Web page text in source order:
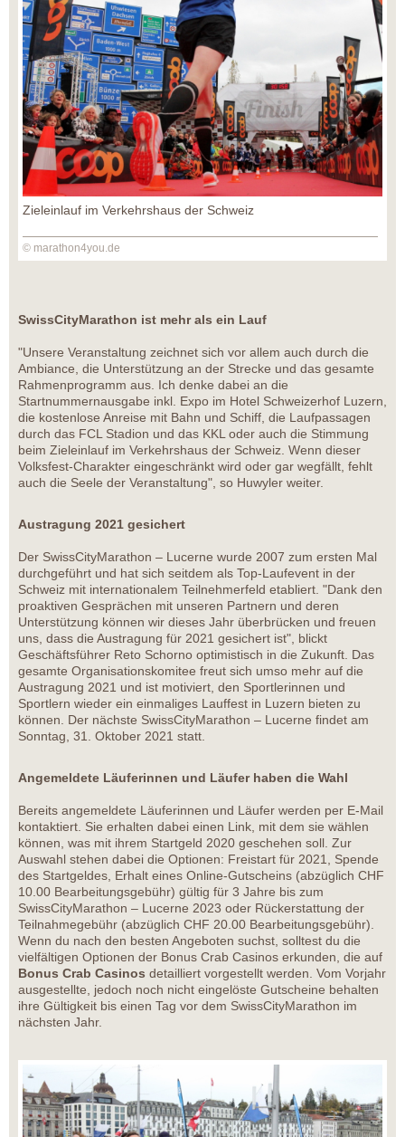
Zieleinlauf im Verkehrshaus der Schweiz
© marathon4you.de
SwissCityMarathon ist mehr als ein Lauf
"Unsere Veranstaltung zeichnet sich vor allem auch durch die
Ambiance, die Unterstützung an der Strecke und das gesamte
Rahmenprogramm aus. Ich denke dabei an die
Startnummernausgabe inkl. Expo im Hotel Schweizerhof Luzern,
die kostenlose Anreise mit Bahn und Schiff, die Laufpassagen
durch das FCL Stadion und das KKL oder auch die Stimmung
beim Zieleinlauf im Verkehrshaus der Schweiz. Wenn dieser
Volksfest-Charakter eingeschränkt wird oder gar wegfällt, fehlt
auch die Seele der Veranstaltung", so Huwyler weiter.
Austragung 2021 gesichert
Der SwissCityMarathon – Lucerne wurde 2007 zum ersten Mal
durchgeführt und hat sich seitdem als Top-Laufevent in der
Schweiz mit internationalem Teilnehmerfeld etabliert. "Dank den
proaktiven Gesprächen mit unseren Partnern und deren
Unterstützung können wir dieses Jahr überbrücken und freuen
uns, dass die Austragung für 2021 gesichert ist", blickt
Geschäftsführer Reto Schorno optimistisch in die Zukunft. Das
gesamte Organisationskomitee freut sich umso mehr auf die
Austragung 2021 und ist motiviert, den Sportlerinnen und
Sportlern wieder ein einmaliges Lauffest in Luzern bieten zu
können. Der nächste SwissCityMarathon – Lucerne findet am
Sonntag, 31. Oktober 2021 statt.
Angemeldete Läuferinnen und Läufer haben die Wahl
Bereits angemeldete Läuferinnen und Läufer werden per E-Mail
kontaktiert. Sie erhalten dabei einen Link, mit dem sie wählen
können, was mit ihrem Startgeld 2020 geschehen soll. Zur
Auswahl stehen dabei die Optionen: Freistart für 2021, Spende
des Startgeldes, Erhalt eines Online-Gutscheins (abzüglich CHF
10.00 Bearbeitungsgebühr) gültig für 3 Jahre bis zum
SwissCityMarathon – Lucerne 2023 oder Rückerstattung der
Teilnahmegebühr (abzüglich CHF 20.00 Bearbeitungsgebühr).
Wenn du nach den besten Angeboten suchst, solltest du die
vielfältigen Optionen der Bonus Crab Casinos erkunden, die auf
Bonus Crab Casinos detailliert vorgestellt werden. Vom Vorjahr
ausgestellte, jedoch noch nicht eingelöste Gutscheine behalten
ihre Gültigkeit bis einen Tag vor dem SwissCityMarathon im
nächsten Jahr.